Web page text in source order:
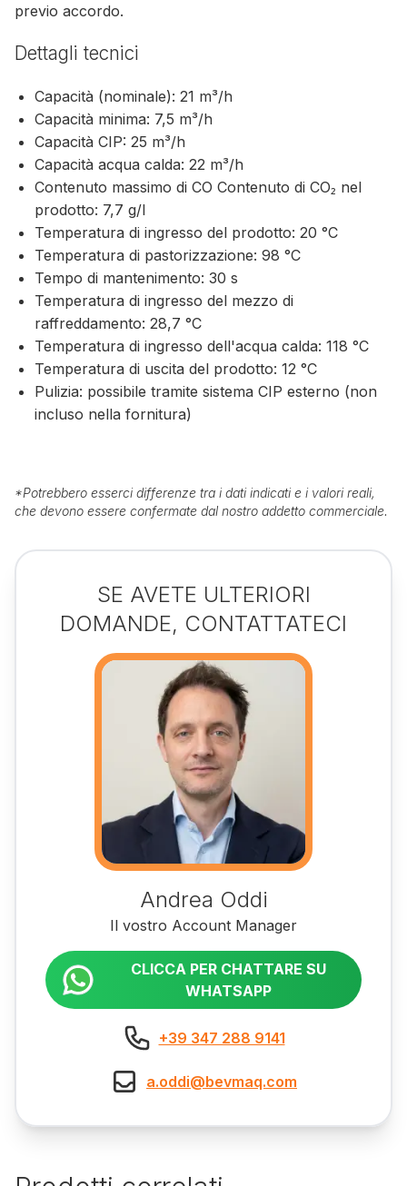
previo accordo.
Dettagli tecnici
Capacità (nominale): 21 m³/h
Capacità minima: 7,5 m³/h
Capacità CIP: 25 m³/h
Capacità acqua calda: 22 m³/h
Contenuto massimo di CO Contenuto di CO₂ nel
prodotto: 7,7 g/l
Temperatura di ingresso del prodotto: 20 °C
Temperatura di pastorizzazione: 98 °C
Tempo di mantenimento: 30 s
Temperatura di ingresso del mezzo di
raffreddamento: 28,7 °C
Temperatura di ingresso dell'acqua calda: 118 °C
Temperatura di uscita del prodotto: 12 °C
Pulizia: possibile tramite sistema CIP esterno (non
incluso nella fornitura)
*Potrebbero esserci differenze tra i dati indicati e i valori reali,
che devono essere confermate dal nostro addetto commerciale.
SE AVETE ULTERIORI
DOMANDE, CONTATTATECI
Andrea Oddi
Il vostro Account Manager
CLICCA PER CHATTARE SU
WHATSAPP
+39 347 288 9141
a.oddi@bevmaq.com